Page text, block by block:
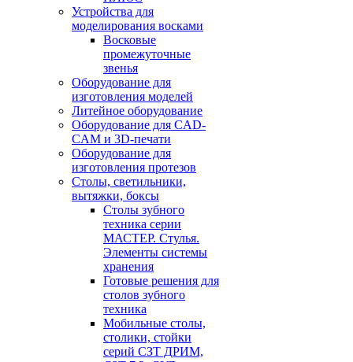
Устройства для
моделирования восками
Восковые
промежуточные
звенья
Оборудование для
изготовления моделей
Литейное оборудование
Оборудование для CAD-
CAM и 3D-печати
Оборудование для
изготовления протезов
Cтолы, светильники,
вытяжки, боксы
Столы зубного
техника серии
МАСТЕР. Стулья.
Элементы системы
хранения
Готовые решения для
столов зубного
техника
Мобильные столы,
столики, стойки
серий СЗТ ДРИМ,